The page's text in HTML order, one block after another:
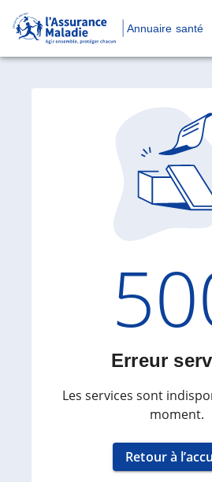
Annuaire santé
Erreur
Les services sont
moment.
Retour à